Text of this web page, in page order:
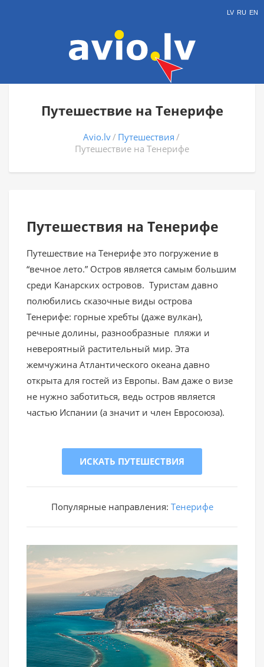
LV RU EN
Путешествие на Тенерифе
Avio.lv
Путешествия
Путешествие на Тенерифе
Путешествия на Тенерифе
Путешествие на Тенерифе это погружение в
“вечное лето.” Остров является самым большим
среди Канарских островов. Туристам давно
полюбились сказочные виды острова
Тенерифе: горные хребты (даже вулкан),
речные долины, разнообразные пляжи и
невероятный растительный мир. Эта
жемчужина Атлантического океана давно
открыта для гостей из Европы. Вам даже о визе
не нужно заботиться, ведь остров является
частью Испании (а значит и член Евросоюза).
ИСКАТЬ ПУТЕШЕСТВИЯ
Популярные направления: Тенерифе